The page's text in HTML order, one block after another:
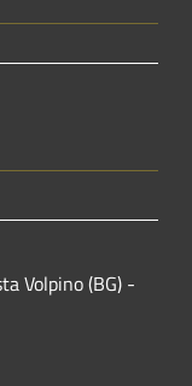
Volpino (BG) -